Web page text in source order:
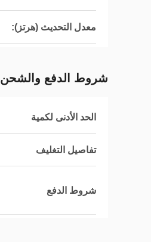
معدل التحديث (هرتز):
شروط الدفع والشحن
الحد الأدنى لكمية
تفاصيل التغليف
شروط الدفع